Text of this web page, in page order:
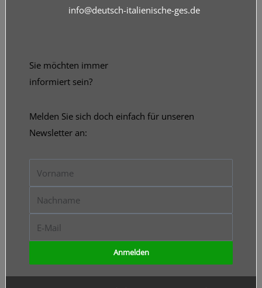
info@deutsch-italienische-ges.de
Sie möchten immer
informiert sein?
Melden Sie sich doch einfach für unseren
Newsletter an:
Nachname
Mail
Anmelden